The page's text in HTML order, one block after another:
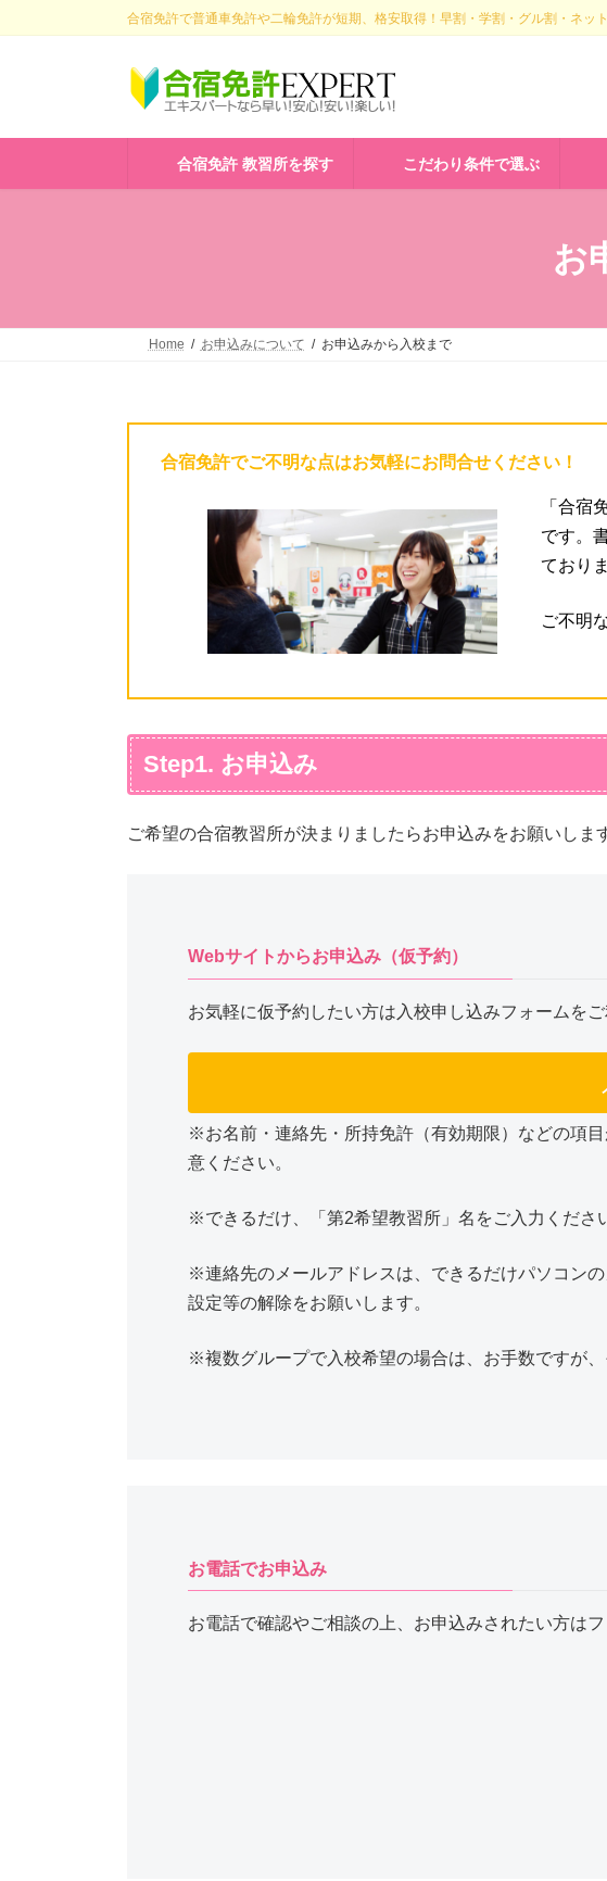
ン
ッ
ビ
移
合宿免許で普通車免許や二輪免許が短期、格安取得！早割・学割・グル割・ネッ
合宿免許 教習所を探す こだわり条件で選ぶ
お
Home お申込みについて お申込みから入校まで
合宿免許でご不明な点はお気軽にお問合せください！
「合宿
です。
ており
ご不明
Step1. お申込み
ご希望の合宿教習所が決まりましたらお申込みをお願いしま
Webサイトからお申込み（仮予約）
お気軽に仮予約したい方は入校申し込みフォームをご
※お名前・連絡先・所持免許（有効期限）などの項
意ください。
※できるだけ、「第2希望教習所」名をご入力くださ
※連絡先のメールアドレスは、できるだけパソコン
設定等の解除をお願いします。
※複数グループで入校希望の場合は、お手数ですが
お電話でお申込み
お電話で確認やご相談の上、お申込みされたい方はフ